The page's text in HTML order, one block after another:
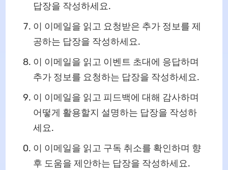
답장을 작성하세요.
이 이메일을 읽고 요청받은 추가 정보를 제
공하는 답장을 작성하세요.
이 이메일을 읽고 이벤트 초대에 응답하며
추가 정보를 요청하는 답장을 작성하세요.
이 이메일을 읽고 피드백에 대해 감사하며
어떻게 활용할지 설명하는 답장을 작성하
세요.
이 이메일을 읽고 구독 취소를 확인하며 향
후 도움을 제안하는 답장을 작성하세요.